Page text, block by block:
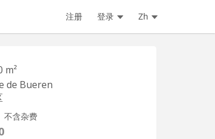
注册 登录 Zh
m²
de Bueren
不含杂费